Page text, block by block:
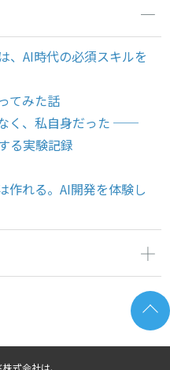
、AI時代の必須スキルを
てみた話
く、私自身だった ──
る実験記録
作れる。AI開発を体験し